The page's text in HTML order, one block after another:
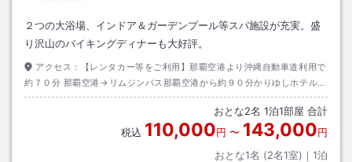
２つの大浴場、インドア＆ガーデンプール等スパ施設が充実。盛
り沢山のバイキングディナーも大好評。
アクセス：
【レンタカー等をご利用】那覇空港より沖縄自動車道利用で
約７０分 那覇空港→リムジンバス那覇空港から約９０分かりゆしホテル下
車→徒歩約０分 【沖縄エアポートシャトル】那覇空港→約１１０分・かり
おとな2名 1泊1部屋 合計
税込 110,000円 〜 143,000円
おとな1名 (2名1室)｜ 1泊